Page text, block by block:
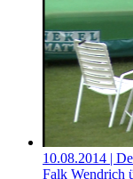
10.08.2014 |
Falk Wendrich